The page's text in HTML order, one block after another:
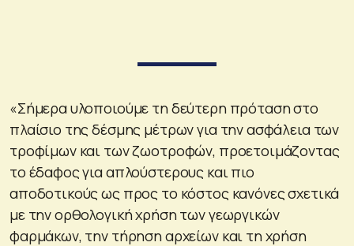
«Σήμερα υλοποιούμε τη δεύτερη πρόταση στο
πλαίσιο της δέσμης μέτρων για την ασφάλεια των
τροφίμων και των ζωοτροφών, προετοιμάζοντας
το έδαφος για απλούστερους και πιο
αποδοτικούς ως προς το κόστος κανόνες σχετικά
με την ορθολογική χρήση των γεωργικών
φαρμάκων, την τήρηση αρχείων και τη χρήση